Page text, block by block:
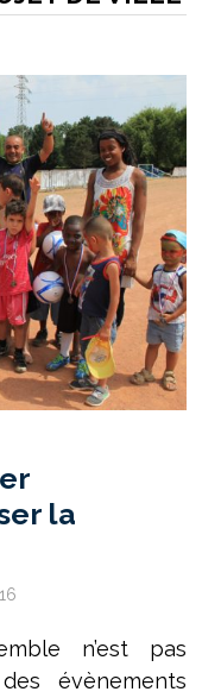
la
n’est pas
évènements